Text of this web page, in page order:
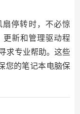
停转时，不必惊
新和管理驱动程
求专业帮助。这些
您的笔记本电脑保